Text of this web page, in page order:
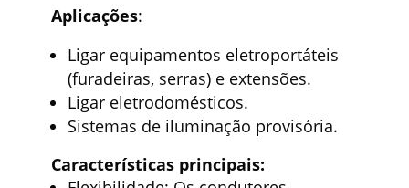
Aplicações:
Ligar equipamentos eletroportáteis
(furadeiras, serras) e extensões.
Ligar eletrodomésticos.
Sistemas de iluminação provisória.
Características principais: